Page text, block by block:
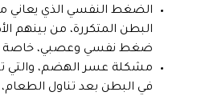
الضغط النفسي الذي يعاني
البطن المتكررة، من بينهم
ضغط نفسي وعصبي، خاصة
مشكلة عسر الهضم، والتي
في البطن بعد تناول